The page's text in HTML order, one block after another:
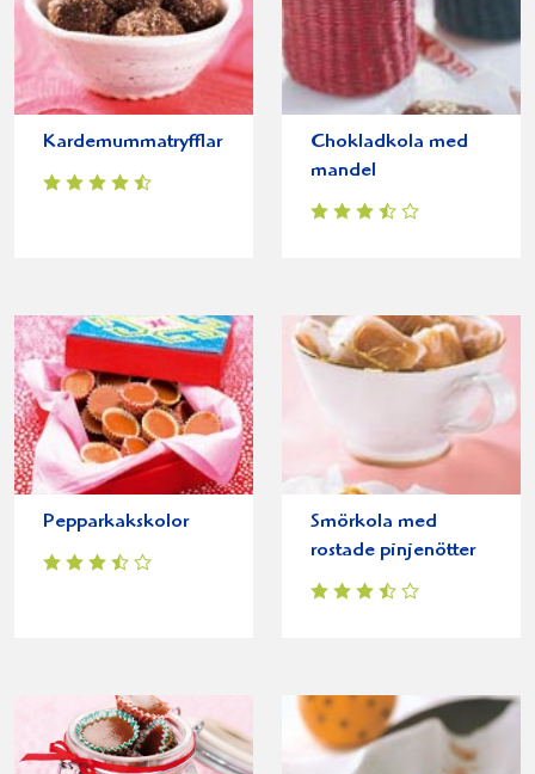
Kardemummatryfflar
Chokladkola med
mandel
Pepparkakskolor
Smörkola med
rostade pinjenötter